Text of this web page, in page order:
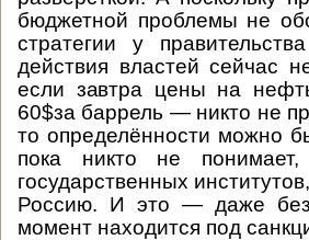
бюджетной проблемы не
стратегии у
действия властей сейчас
если завтра цены на
60$за баррель — никто не
то определённости можно
пока никто не
государственных
Россию. И это — даже без
момент находится под